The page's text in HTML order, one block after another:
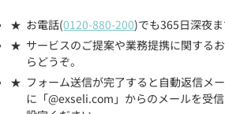
お電話(0120-880-200)でも365日深夜ま
サービスのご提案や業務提携に関する
らどうぞ。
フォーム送信が完了すると自動返信メ
に「@exseli.com」からのメールを受